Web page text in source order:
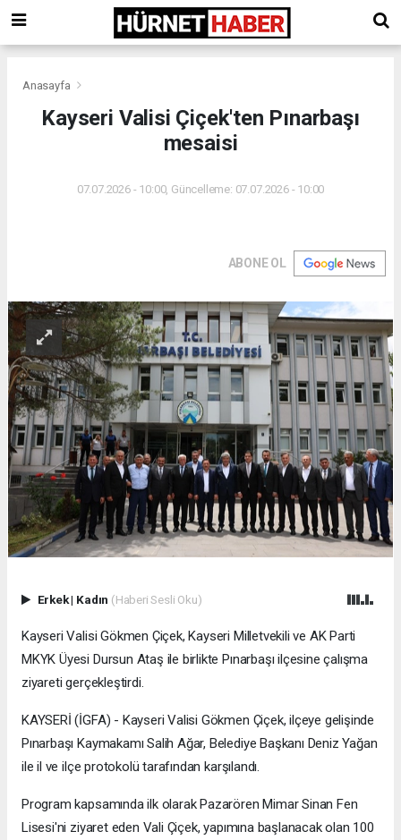
Anasayfa
Kayseri Valisi Çiçek'ten Pınarbaşı
mesaisi
07.07.2026 - 10:00, Güncelleme: 07.07.2026 - 10:00
ABONE OL
Erkek| Kadın (Haberi Sesli Oku)
Kayseri Valisi Gökmen Çiçek, Kayseri Milletvekili ve AK Parti
MKYK Üyesi Dursun Ataş ile birlikte Pınarbaşı ilçesine çalışma
ziyareti gerçekleştirdi.
KAYSERİ (İGFA) - Kayseri Valisi Gökmen Çiçek, ilçeye gelişinde
Pınarbaşı Kaymakamı Salih Ağar, Belediye Başkanı Deniz Yağan
ile il ve ilçe protokolü tarafından karşılandı.
Program kapsamında ilk olarak Pazarören Mimar Sinan Fen
Lisesi'ni ziyaret eden Vali Çiçek, yapımına başlanacak olan 100